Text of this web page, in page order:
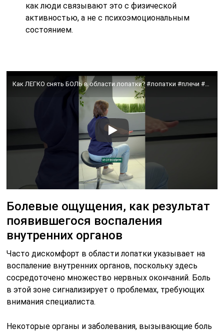
как люди связывают это с физической
активностью, а не с психоэмоциональным
состоянием.
Болевые ощущения, как результат
появившегося воспаления
внутренних органов
Часто дискомфорт в области лопатки указывает на
воспаление внутренних органов, поскольку здесь
сосредоточено множество нервных окончаний. Боль
в этой зоне сигнализирует о проблемах, требующих
внимания специалиста.
Некоторые органы и заболевания, вызывающие боль